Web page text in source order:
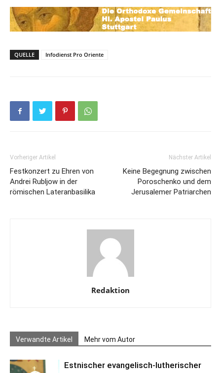
QUELLE Infodienst Pro Oriente
Vorheriger Artikel
Festkonzert zu Ehren von
Andrei Rubljow in der
römischen Lateranbasilika
Nächster Artikel
Keine Begegnung zwischen
Poroschenko und dem
Jerusalemer Patriarchen
Redaktion
Verwandte Artikel Mehr vom Autor
Estnischer evangelisch-lutherischer